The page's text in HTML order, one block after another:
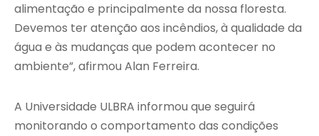
alimentação e principalmente da nossa floresta.
Devemos ter atenção aos incêndios, à qualidade da
água e às mudanças que podem acontecer no
ambiente”, afirmou Alan Ferreira.
A Universidade ULBRA informou que seguirá
monitorando o comportamento das condições